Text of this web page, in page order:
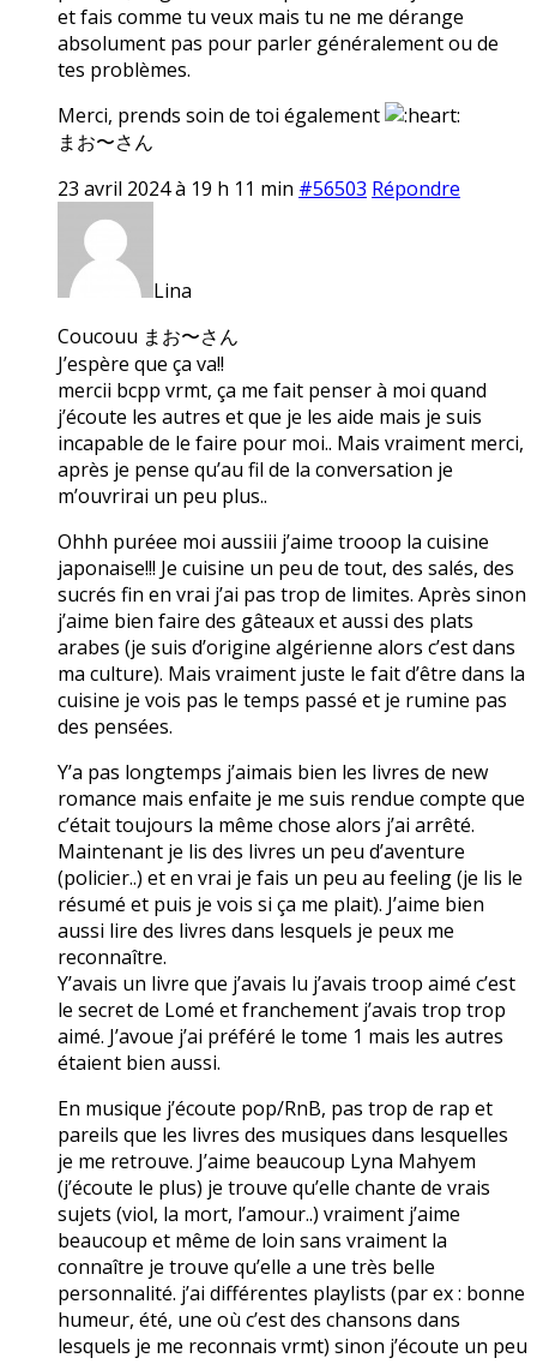
et fais comme tu veux mais tu ne me dérange
absolument pas pour parler généralement ou de
tes problèmes.
Merci, prends soin de toi également
まお〜さん
23 avril 2024 à 19 h 11 min #56503 Répondre
Lina
Coucouu まお〜さん
J’espère que ça va!!
mercii bcpp vrmt, ça me fait penser à moi quand
j’écoute les autres et que je les aide mais je suis
incapable de le faire pour moi.. Mais vraiment merci,
après je pense qu’au fil de la conversation je
m’ouvrirai un peu plus..
Ohhh puréee moi aussiii j’aime trooop la cuisine
japonaise!!! Je cuisine un peu de tout, des salés, des
sucrés fin en vrai j’ai pas trop de limites. Après sinon
j’aime bien faire des gâteaux et aussi des plats
arabes (je suis d’origine algérienne alors c’est dans
ma culture). Mais vraiment juste le fait d’être dans la
cuisine je vois pas le temps passé et je rumine pas
des pensées.
Y’a pas longtemps j’aimais bien les livres de new
romance mais enfaite je me suis rendue compte que
c’était toujours la même chose alors j’ai arrêté.
Maintenant je lis des livres un peu d’aventure
(policier..) et en vrai je fais un peu au feeling (je lis le
résumé et puis je vois si ça me plait). J’aime bien
aussi lire des livres dans lesquels je peux me
reconnaître.
Y’avais un livre que j’avais lu j’avais troop aimé c’est
le secret de Lomé et franchement j’avais trop trop
aimé. J’avoue j’ai préféré le tome 1 mais les autres
étaient bien aussi.
En musique j’écoute pop/RnB, pas trop de rap et
pareils que les livres des musiques dans lesquelles
je me retrouve. J’aime beaucoup Lyna Mahyem
(j’écoute le plus) je trouve qu’elle chante de vrais
sujets (viol, la mort, l’amour..) vraiment j’aime
beaucoup et même de loin sans vraiment la
connaître je trouve qu’elle a une très belle
personnalité. j’ai différentes playlists (par ex : bonne
humeur, été, une où c’est des chansons dans
lesquels je me reconnais vrmt) sinon j’écoute un peu